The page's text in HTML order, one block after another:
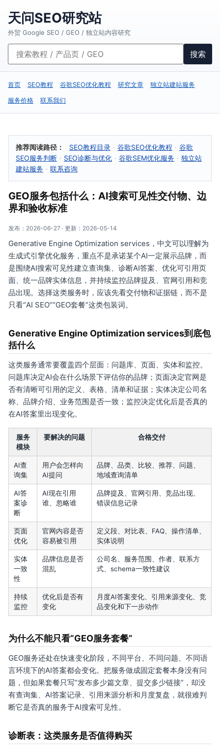
天问SEO研究站
外贸 Google SEO / GEO / 独立站内容研究
搜索
首页 SEO教程 谷歌SEO优化教程 研究文章
独立站建站服务
服务价格
联系我们
推荐阅读路径： SEO教程目录 · 谷歌SEO优化教程 · 谷歌
SEO服务判断 · SEO诊断与优化 · 谷歌SEM优化服务 · 独立站
建站服务 · 联系咨询
GEO服务包括什么：AI搜索可见性交付物、边
界和验收标准
发布：2026-06-27 · 更新：2026-05-14
Generative Engine Optimization services，中文可以理解为
生成式引擎优化服务，重点不是承诺某个AI一定展示品牌，而
是围绕AI搜索可见性建立查询集、诊断AI答案、优化可引用页
面、统一品牌实体信息，并持续监控品牌提及、官网引用和竞
品出现。选择这类服务时，应该先看交付物和证据链，而不是
只看“AI SEO”“GEO套餐”这类包装词。
Generative Engine Optimization services到底包
括什么
这类服务通常要覆盖四个层面：问题库、页面、实体和监控。
问题库决定AI会在什么场景下评估你的品牌；页面决定官网是
否有清晰可引用的定义、表格、清单和证据；实体决定公司名
称、品牌介绍、业务范围是否一致；监控决定优化后是否真的
在AI答案里出现变化。
服务
模块
要解决的问题 合格交付
AI查
询集
用户会怎样向
AI提问
品牌、品类、比较、推荐、问题、
地域查询清单
AI答
案诊
断
AI现在引用
谁、忽略谁
品牌提及、官网引用、竞品出现、
错误信息记录
页面
优化
官网内容是否
容易被引用
定义段、对比表、FAQ、操作清单、
实体说明
实体
一致
性
品牌信息是否
混乱
公司名、服务范围、作者、联系方
式、schema一致性建议
持续
监控
优化后是否有
变化
月度AI答案变化、引用来源变化、竞
品变化和下一步动作
为什么不能只看“GEO服务套餐”
GEO服务还处在快速变化阶段，不同平台、不同问题、不同语
言环境下的AI答案都会变化。把服务做成固定套餐本身没有问
题，但如果套餐只写“发布多少篇文章、提交多少链接”，却没
有查询集、AI答案记录、引用来源分析和月度复盘，就很难判
断它是否真的服务于AI搜索可见性。
诊断表：这类服务是否值得购买